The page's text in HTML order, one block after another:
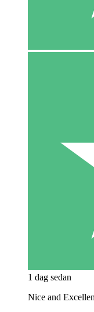
1 dag sedan
Nice and